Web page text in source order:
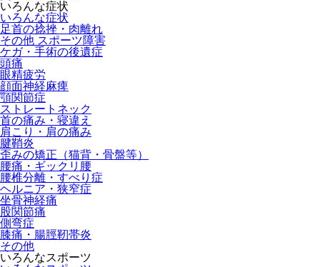
いろんな症状
いろんな症状
足首の捻挫・肉離れ
その他 スポーツ障害
ケガ・手術の後遺症
頭痛
眼精疲労
顔面神経麻痺
顎関節症
ストレートネック
首の痛み・寝違え
肩こり・肩の痛み
腱鞘炎
歪みの矯正（猫背・骨盤等）
腰痛・ギックリ腰
腰椎分離・すべり症
ヘルニア・狭窄症
坐骨神経痛
股関節痛
側弯症
膝痛・腸脛靭帯炎
その他
いろんなスポーツ